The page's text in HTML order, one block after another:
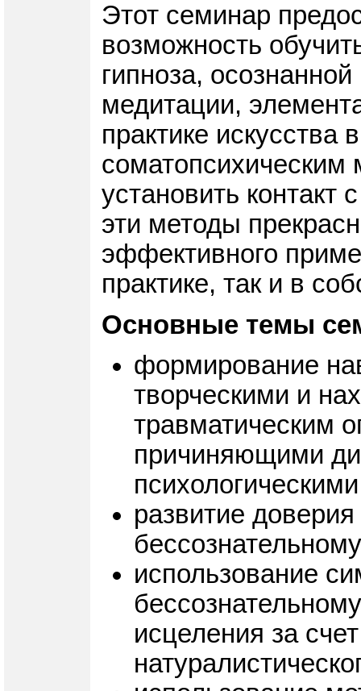
Этот семинар
возможность
гипноза,
медитации,
практике искусства
установить
эти методы
эффективного
практике, так и в
Основные темы
формирование
творческими и
травматическим
причиняющими
развитие
использование
исцеления за